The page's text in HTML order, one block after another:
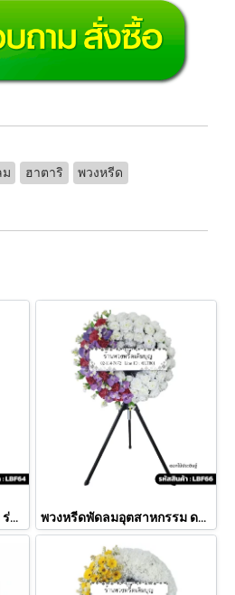
ม ฮาตาริ พวงหรีด
พวงหรีดพัดลมอุตสาหกรรม ร่มรื่น (LBF64) พวงหรีดพัดลมอุตสาหกรรม ดอกไม้ประดิษฐ์ มณีทิพย์ (LBF66)